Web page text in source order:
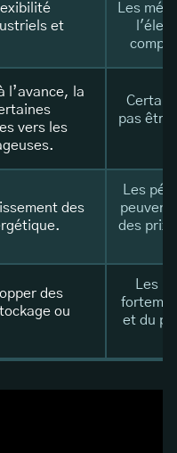
et
Les
l’avance, la
vers les
pas être
des
Les
peuvent
des prix
des
ou
Les
et du